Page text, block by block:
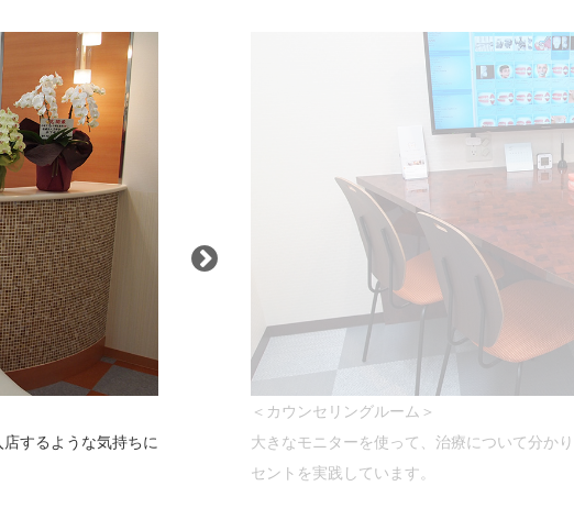
するような気持ちに
＜カウンセリングルーム＞
大きなモニターを使って、治療について分か
セントを実践しています。